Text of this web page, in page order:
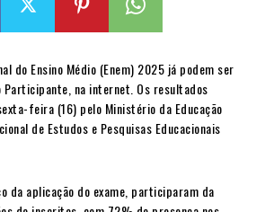
do Ensino Médio (Enem) 2025 já podem ser
Participante, na internet. Os resultados
feira (16) pelo Ministério da Educação
de Estudos e Pesquisas Educacionais
da aplicação do exame, participaram da